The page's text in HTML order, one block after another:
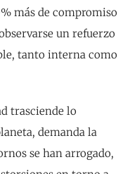
más de compromiso
un refuerzo
tanto interna como
trasciende lo
demanda la
se han arrogado,